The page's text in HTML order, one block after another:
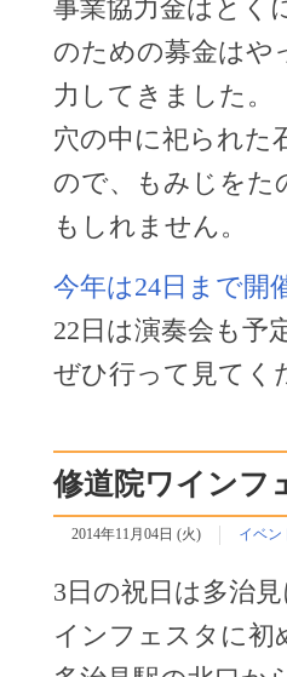
事業協力金はとく
のための募金はや
力してきました。
穴の中に祀られた
ので、もみじをた
もしれません。
今年は24日まで開
22日は演奏会も予
ぜひ行って見てく
修道院ワインフ
2014年11月04日 (火) イベン
3日の祝日は多治
インフェスタに初